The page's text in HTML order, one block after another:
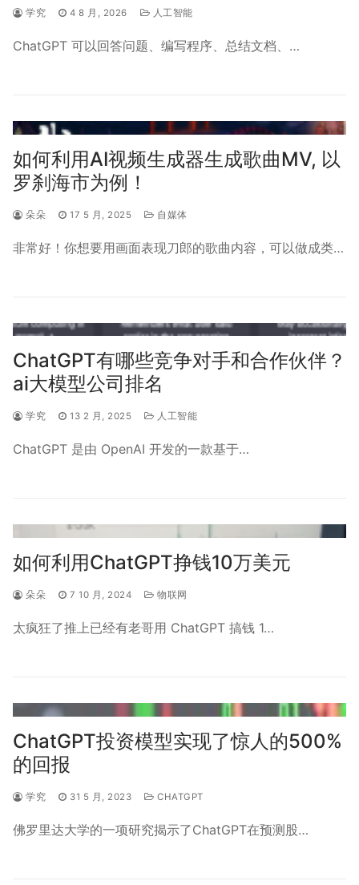
学究 4 8 月, 2026 人工智能
ChatGPT 可以回答问题、编写程序、总结文档、…
如何利用AI视频生成器生成歌曲MV, 以
罗刹海市为例！
朵朵 17 5 月, 2025 自媒体
非常好！你想要用画面表现刀郎的歌曲内容，可以做成类…
ChatGPT有哪些竞争对手和合作伙伴？
ai大模型公司排名
学究 13 2 月, 2025 人工智能
ChatGPT 是由 OpenAI 开发的一款基于…
如何利用ChatGPT挣钱10万美元
朵朵 7 10 月, 2024 物联网
太疯狂了推上已经有老哥用 ChatGPT 搞钱 1…
ChatGPT投资模型实现了惊人的500%
的回报
学究 31 5 月, 2023 CHATGPT
佛罗里达大学的一项研究揭示了ChatGPT在预测股…